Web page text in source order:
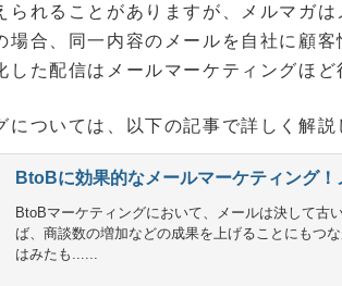
られることがありますが、メルマガ
場合、同一内容のメールを自社に顧
した配信はメールマーケティングほど
については、以下の記事で詳しく解説
BtoBに効果的なメールマーケティング
BtoBマーケティングにおいて、メールは決して古
ば、商談数の増加などの成果を上げることにもつ
はみたも......